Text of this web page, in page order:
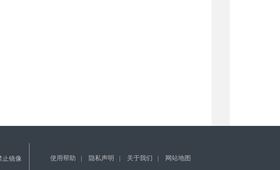
止镜像
使用帮助 | 隐私声明 | 关于我们 | 网站地图